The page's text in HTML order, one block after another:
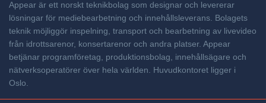
Appear är ett norskt teknikbolag som designar och levererar
lösningar för mediebearbetning och innehållsleverans. Bolagets
teknik möjliggör inspelning, transport och bearbetning av livevideo
från idrottsarenor, konsertarenor och andra platser. Appear
betjänar programföretag, produktionsbolag, innehållsägare och
nätverksoperatörer över hela världen. Huvudkontoret ligger i
Oslo.